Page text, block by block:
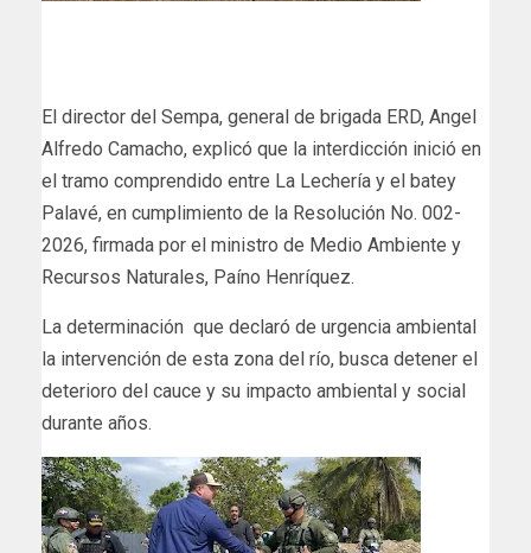
El director del Sempa, general de brigada ERD, Angel
Alfredo Camacho, explicó que la interdicción inició en
el tramo comprendido entre La Lechería y el batey
Palavé, en cumplimiento de la Resolución No. 002-
2026, firmada por el ministro de Medio Ambiente y
Recursos Naturales, Paíno Henríquez.
La determinación que declaró de urgencia ambiental
la intervención de esta zona del río, busca detener el
deterioro del cauce y su impacto ambiental y social
durante años.